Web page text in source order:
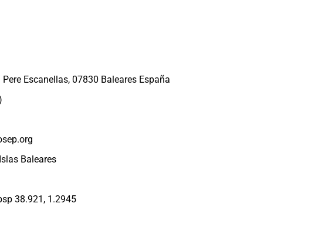
Pere Escanellas, 07830 Baleares España
Baleares
38.921, 1.2945